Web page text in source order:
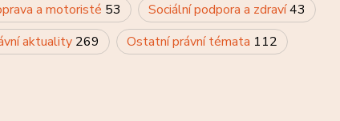
a motoristé 53 Sociální podpora a zdraví43
aktuality 269 Ostatní právní témata 112